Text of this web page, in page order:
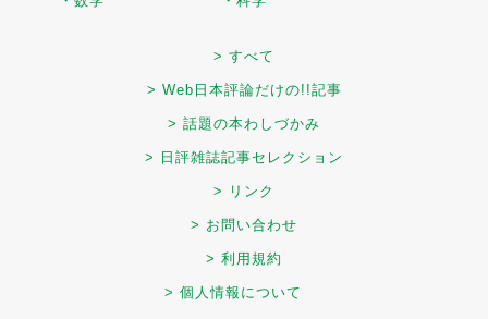
> すべて
> Web日本評論だけの!!記事
> 話題の本わしづかみ
> 日評雑誌記事セレクション
> リンク
> お問い合わせ
> 利用規約
> 個人情報について